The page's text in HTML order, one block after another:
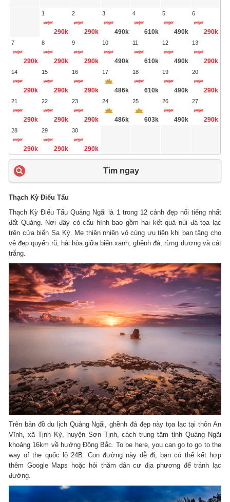
1
290k
2
290k
3
490k
4
610k
5
490k
6
290k
7
290k
8
290k
9
290k
10
490k
11
610k
12
490k
13
290k
14
290k
15
290k
16
290k
17
486k
18
610k
19
490k
20
290k
21
290k
22
290k
23
290k
24
486k
25
603k
26
490k
27
290k
28
290k
29
290k
30
290k
Tìm ngay
Thạch Kỳ Điếu Tẩu
Thạch Kỳ Điếu Tẩu Quảng Ngãi là 1 trong 12 cảnh đẹp nổi tiếng nhất
đất Quảng. Nơi đây có cấu hình bao gồm hai kết quả núi đá tọa lạc
trên cửa biển Sa Kỳ. Mẹ thiên nhiên vô cùng ưu tiên khi ban tăng cho
vẻ đẹp quyến rũ, hài hòa giữa biển xanh, ghềnh đá, rừng dương và cát
trắng.
Trên bản đồ du lịch Quảng Ngãi, ghềnh đá đẹp này tọa lạc tại thôn An
Vĩnh, xã Tịnh Kỳ, huyện Sơn Tịnh, cách trung tâm tỉnh Quảng Ngãi
khoảng 16km về hướng Đông Bắc.To be here, you can go to go to the
way of the quốc lộ 24B. Con đường này dễ đi, bạn có thể kết hợp
thêm Google Maps hoặc hỏi thăm dân cư địa phương để tránh lạc
đường.